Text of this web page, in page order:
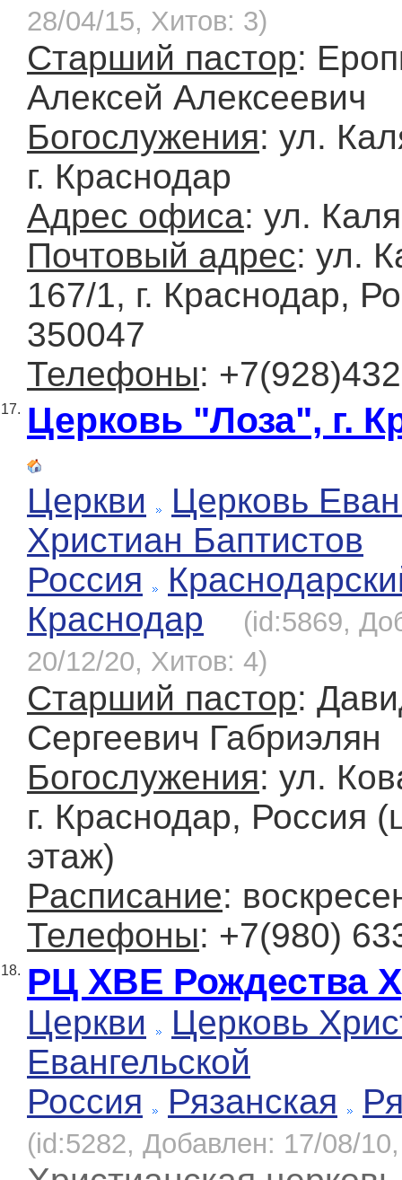
28/04/15, Хитов: 3)
Старший пастор:
Алексей Алексеевич
Богослужения: ул.
г. Краснодар
Адрес офиса: ул.
Почтовый адрес: ул.
167/1, г. Краснодар,
350047
Телефоны:
17. Церковь "Лоза", г.
Церкви
Церковь
Христиан Баптистов
Россия
Краснодар
(id:5869,
20/12/20, Хитов: 4)
Старший пастор:
Сергеевич Габриэлян
Богослужения: ул.
г. Краснодар, Россия
этаж)
Расписание:
Телефоны: +7(980)
18. РЦ ХВЕ Рождества
Церкви
Церковь
Евангельской
Россия
Рязанская
(id:5282, Добавлен: 17/08/